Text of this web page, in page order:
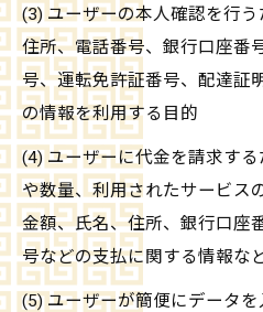
(3) ユーザーの本人確認を行う
住所、電話番号、銀行口座番
号、運転免許証番号、配達証
の情報を利用する目的
(4) ユーザーに代金を請求す
や数量、利用されたサービス
金額、氏名、住所、銀行口座
号などの支払に関する情報な
(5) ユーザーが簡便にデータ